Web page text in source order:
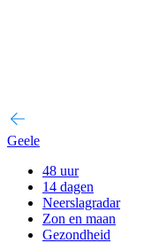
Geele
48 uur
14 dagen
Neerslagradar
Zon en maan
Gezondheid